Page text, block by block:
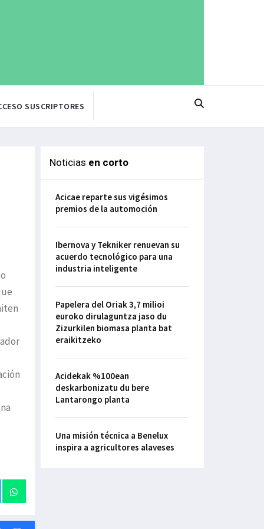
SUSCRIPTORES
Noticias en corto
Acicae reparte sus vigésimos
premios de la automoción
Ibernova y Tekniker renuevan su
acuerdo tecnológico para una
industria inteligente
Papelera del Oriak 3,7 milioi
euroko dirulaguntza jaso du
Zizurkilen biomasa planta bat
eraikitzeko
Acidekak %100ean
deskarbonizatu du bere
Lantarongo planta
Una misión técnica a Benelux
inspira a agricultores alaveses